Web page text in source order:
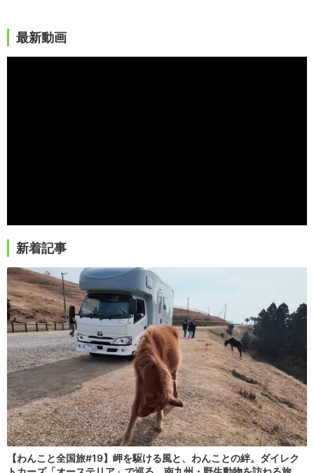
最新動画
新着記事
【わんこと全国旅#19】岬を駆ける風と、わんことの絆。ダイレク